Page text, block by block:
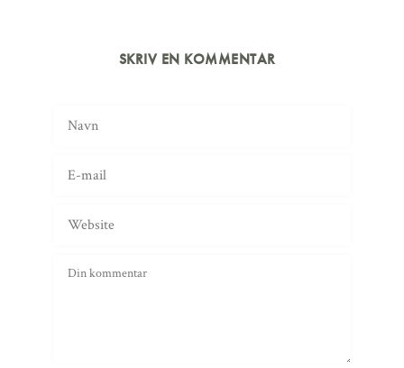
SKRIV EN KOMMENTAR